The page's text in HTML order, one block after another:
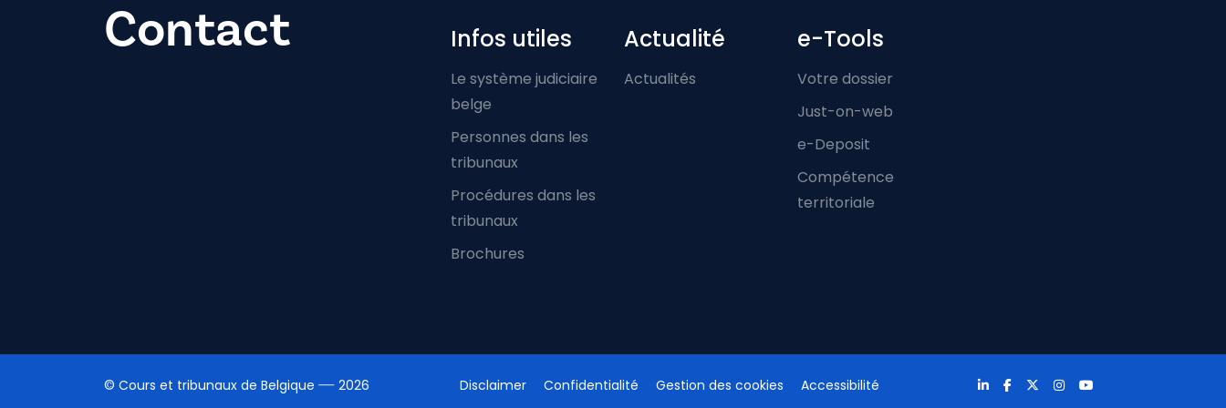
Contact
Infos utiles
Le système judiciaire
belge
Personnes dans les
tribunaux
Procédures dans les
tribunaux
Brochures
Actualité
Actualités
e-Tools
Votre dossier
Just-on-web
e-Deposit
Compétence
territoriale
© Cours et tribunaux de Belgique 2026 Disclaimer Confidentialité Gestion des cookies Accessibilité